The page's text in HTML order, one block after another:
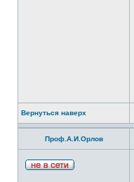
Вернуться наверх
Проф.А.И.Орлов